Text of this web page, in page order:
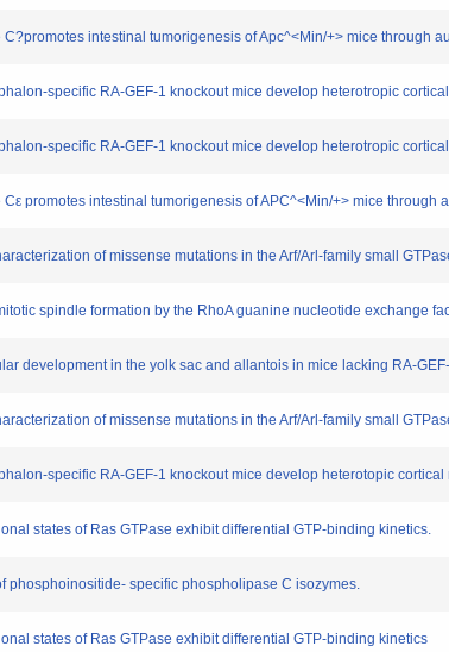
C?promotes intestinal tumorigenesis of Apc^<Min/+> mice through
specific RA-GEF-1 knockout mice develop heterotropic
specific RA-GEF-1 knockout mice develop heterotropic
Cε promotes intestinal tumorigenesis of APC^<Min/+> mice
of missense mutations in the Arf/Arl-family small
spindle formation by the RhoA guanine nucleotide exchange
development in the yolk sac and allantois in mice lacking RA-
of missense mutations in the Arf/Arl-family small
specific RA-GEF-1 knockout mice develop heterotopic
states of Ras GTPase exhibit differential GTP-binding kinetics.
phosphoinositide- specific phospholipase C isozymes.
states of Ras GTPase exhibit differential GTP-binding kinetics